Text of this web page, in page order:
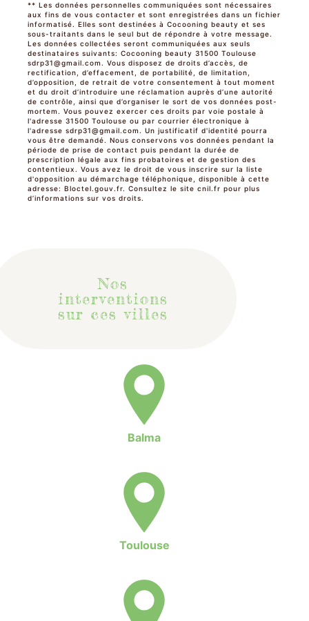
** Les données personnelles communiquées sont nécessaires
aux fins de vous contacter et sont enregistrées dans un fichier
informatisé. Elles sont destinées à Cocooning beauty et ses
sous-traitants dans le seul but de répondre à votre message.
Les données collectées seront communiquées aux seuls
destinataires suivants: Cocooning beauty 31500 Toulouse
sdrp31@gmail.com. Vous disposez de droits d’accès, de
rectification, d’effacement, de portabilité, de limitation,
d’opposition, de retrait de votre consentement à tout moment
et du droit d’introduire une réclamation auprès d’une autorité
de contrôle, ainsi que d’organiser le sort de vos données post-
mortem. Vous pouvez exercer ces droits par voie postale à
l'adresse 31500 Toulouse ou par courrier électronique à
l'adresse sdrp31@gmail.com. Un justificatif d'identité pourra
vous être demandé. Nous conservons vos données pendant la
période de prise de contact puis pendant la durée de
prescription légale aux fins probatoires et de gestion des
contentieux. Vous avez le droit de vous inscrire sur la liste
d'opposition au démarchage téléphonique, disponible à cette
adresse: Bloctel.gouv.fr. Consultez le site cnil.fr pour plus
d’informations sur vos droits.
Nos
interventions
sur ces villes
Balma
Toulouse